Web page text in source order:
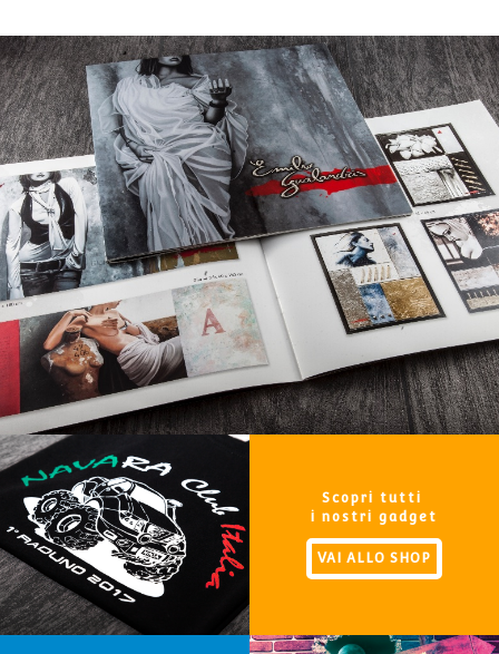
Scopri tutti
i nostri gadget
VAI ALLO SHOP